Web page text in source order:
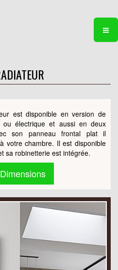
est disponible en version de
ou électrique et aussi en deux
son panneau frontal plat il
votre chambre. Il est disponible
sa robinetterie est intégrée.